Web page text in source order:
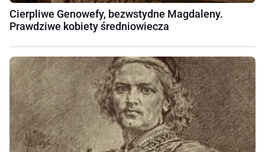
Cierpliwe Genowefy, bezwstydne Magdaleny.
Prawdziwe kobiety średniowiecza